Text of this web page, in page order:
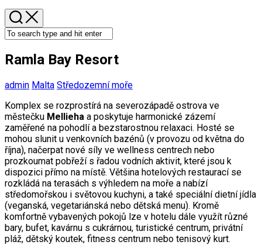
Ramla Bay Resort
admin Malta Středozemní moře
Komplex se rozprostírá na severozápadě ostrova ve
městečku Mellieha a poskytuje harmonické zázemí
zaměřené na pohodlí a bezstarostnou relaxaci. Hosté se
mohou slunit u venkovních bazénů (v provozu od května do
října), načerpat nové síly ve wellness centrech nebo
prozkoumat pobřeží s řadou vodních aktivit, které jsou k
dispozici přímo na místě. Většina hotelových restaurací se
rozkládá na terasách s výhledem na moře a nabízí
středomořskou i světovou kuchyni, a také speciální dietní jídla
(veganská, vegetariánská nebo dětská menu). Kromě
komfortně vybavených pokojů lze v hotelu dále využít různé
bary, bufet, kavárnu s cukrárnou, turistické centrum, privátní
pláž, dětský koutek, fitness centrum nebo tenisový kurt.